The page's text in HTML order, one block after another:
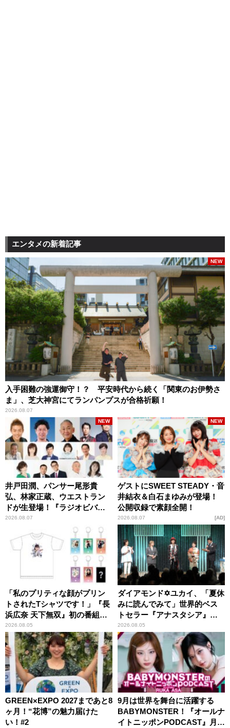
エンタメの新着記事
入手困難の強運御守！？ 平安時代から続く「関東のお伊勢さ
ま」、芝大神宮にてランパンプスが合格祈願！
2026.08.07
NEW
井戸田潤、パンサー尾形貴
弘、林家正蔵、ウエストラン
ドが生登場！『ラジオビバリ
ー昼ズ』
2026.08.07
NEW
ゲストにSWEET STEADY・音
井結衣＆白石まゆみが登場！
公開収録で素顔全開！
2026.08.07
NEW
AD
「私のプリティな顔がプリン
トされたTシャツです！」『長
浜広奈 天下無双』初の番組グ
ッズ発売
2026.08.05
ダイアモンド✡ユカイ、「夏休
みに読んでみて」世界的ベス
トセラー『アナスタシア』を
紹介
2026.08.05
GREEN×EXPO 2027まであと8
ヶ月！“花博”の魅力届けた
い！#2
9月は世界を舞台に活躍する
BABYMONSTER！『オールナ
イトニッポンPODCAST』月替